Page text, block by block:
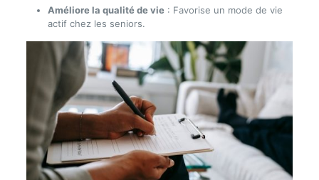
Améliore la qualité de vie: Favorise un mode de vie
actif chez les seniors.